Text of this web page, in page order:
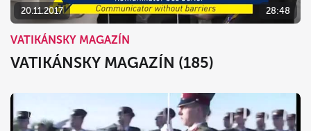
20.11.2017 28:48
VATIKÁNSKY MAGAZÍN
VATIKÁNSKY MAGAZÍN (185)